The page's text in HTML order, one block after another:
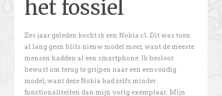
het fossiel
Zes jaar geleden kocht ik een Nokia c1. Dit was toen
al lang geen blits nieuw model meer, want de meeste
mensen hadden al een smartphone. Ik besloot
bewust om terug te grijpen naar een eenvoudig
model, want deze Nokia had zelfs minder
functionaliteiten dan mijn vorig exemplaar. Mijn